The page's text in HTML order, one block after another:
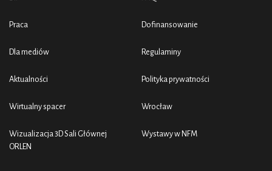
Praca
Dla mediów
Aktualności
Wirtualny spacer
Wizualizacja 3D Sali Głównej
ORLEN
Dofinansowanie
Regulaminy
Polityka prywatności
Wrocław
Wystawy w NFM